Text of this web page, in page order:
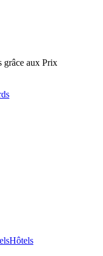
grâce aux Prix
Hôtels